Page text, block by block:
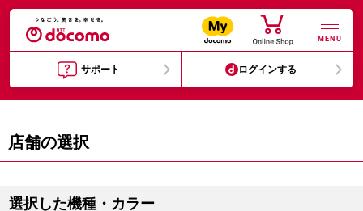
MENU
サポート ログインする
店舗の選択
選択した機種・カラー